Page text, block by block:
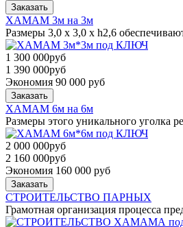
Заказать
ХАМАМ 3м на 3м
Размеры 3,0 x 3,0 x h2,6
1 300 000руб
1 390 000руб
Экономия 90 000 руб
Заказать
ХАМАМ 6м на 6м
Размеры этого уникального уголка
2 000 000руб
2 160 000руб
Экономия 160 000 руб
Заказать
СТРОИТЕЛЬСТВО ПАРНЫХ
Грамотная организация процесса